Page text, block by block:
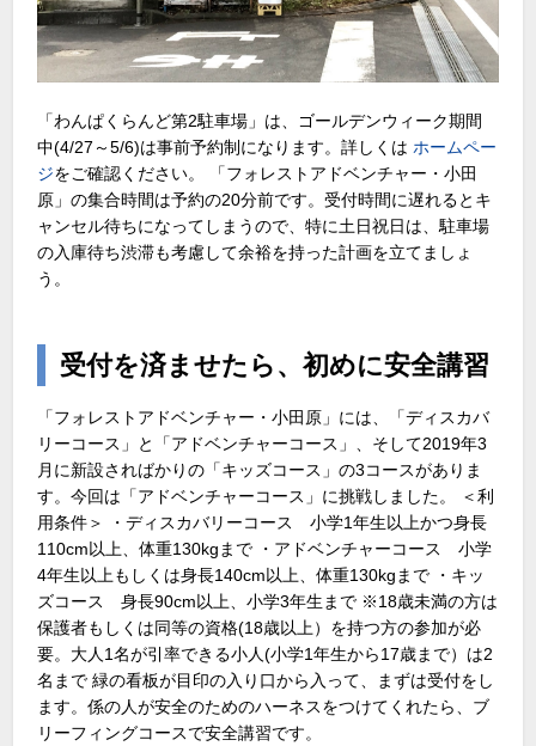
「わんぱくらんど第2駐車場」は、ゴールデンウィーク期間
中(4/27～5/6)は事前予約制になります。詳しくは ホームペー
ジをご確認ください。 「フォレストアドベンチャー・小田
原」の集合時間は予約の20分前です。受付時間に遅れるとキ
ャンセル待ちになってしまうので、特に土日祝日は、駐車場
の入庫待ち渋滞も考慮して余裕を持った計画を立てましょ
う。
受付を済ませたら、初めに安全講習
「フォレストアドベンチャー・小田原」には、「ディスカバ
リーコース」と「アドベンチャーコース」、そして2019年3
月に新設さればかりの「キッズコース」の3コースがありま
す。今回は「アドベンチャーコース」に挑戦しました。 ＜利
用条件＞ ・ディスカバリーコース 小学1年生以上かつ身長
110cm以上、体重130kgまで ・アドベンチャーコース 小学
4年生以上もしくは身長140cm以上、体重130kgまで ・キッ
ズコース 身長90cm以上、小学3年生まで ※18歳未満の方は
保護者もしくは同等の資格(18歳以上）を持つ方の参加が必
要。大人1名が引率できる小人(小学1年生から17歳まで）は2
名まで 緑の看板が目印の入り口から入って、まずは受付をし
ます。係の人が安全のためのハーネスをつけてくれたら、ブ
リーフィングコースで安全講習です。